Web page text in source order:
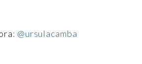
: @ursulacamba